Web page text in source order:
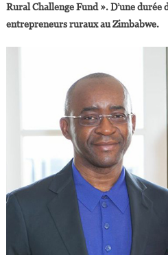
Rural Challenge Fund ». D’une durée
entrepreneurs ruraux au Zimbabwe.